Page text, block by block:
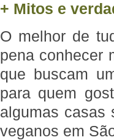
+ Mitos e
O melhor de
pena conhecer
que buscam
para quem
algumas casas
veganos em